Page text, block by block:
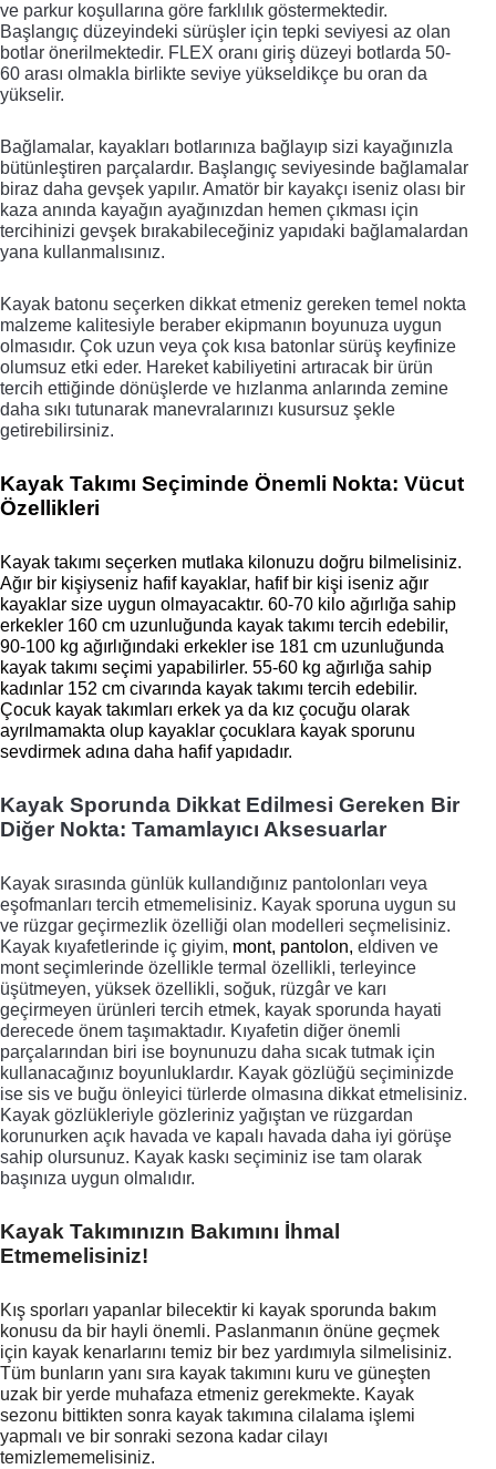
ve parkur koşullarına göre farklılık göstermektedir.
Başlangıç düzeyindeki sürüşler için tepki seviyesi az olan
botlar önerilmektedir. FLEX oranı giriş düzeyi botlarda 50-
60 arası olmakla birlikte seviye yükseldikçe bu oran da
yükselir.
Bağlamalar, kayakları botlarınıza bağlayıp sizi kayağınızla
bütünleştiren parçalardır. Başlangıç seviyesinde bağlamalar
biraz daha gevşek yapılır. Amatör bir kayakçı iseniz olası bir
kaza anında kayağın ayağınızdan hemen çıkması için
tercihinizi gevşek bırakabileceğiniz yapıdaki bağlamalardan
yana kullanmalısınız.
Kayak batonu seçerken dikkat etmeniz gereken temel nokta
malzeme kalitesiyle beraber ekipmanın boyunuza uygun
olmasıdır. Çok uzun veya çok kısa batonlar sürüş keyfinize
olumsuz etki eder. Hareket kabiliyetini artıracak bir ürün
tercih ettiğinde dönüşlerde ve hızlanma anlarında zemine
daha sıkı tutunarak manevralarınızı kusursuz şekle
getirebilirsiniz.
Kayak Takımı Seçiminde Önemli Nokta: Vücut
Özellikleri
Kayak takımı seçerken mutlaka kilonuzu doğru bilmelisiniz.
Ağır bir kişiyseniz hafif kayaklar, hafif bir kişi iseniz ağır
kayaklar size uygun olmayacaktır. 60-70 kilo ağırlığa sahip
erkekler 160 cm uzunluğunda kayak takımı tercih edebilir,
90-100 kg ağırlığındaki erkekler ise 181 cm uzunluğunda
kayak takımı seçimi yapabilirler. 55-60 kg ağırlığa sahip
kadınlar 152 cm civarında kayak takımı tercih edebilir.
Çocuk kayak takımları erkek ya da kız çocuğu olarak
ayrılmamakta olup kayaklar çocuklara kayak sporunu
sevdirmek adına daha hafif yapıdadır.
Kayak Sporunda Dikkat Edilmesi Gereken Bir
Diğer Nokta: Tamamlayıcı Aksesuarlar
Kayak sırasında günlük kullandığınız pantolonları veya
eşofmanları tercih etmemelisiniz. Kayak sporuna uygun su
Kayak kıyafetlerinde iç giyim, mont, pantolon, eldiven ve
mont seçimlerinde özellikle termal özellikli, terleyince
üşütmeyen, yüksek özellikli, soğuk, rüzgâr ve karı
geçirmeyen ürünleri tercih etmek, kayak sporunda hayati
derecede önem taşımaktadır. Kıyafetin diğer önemli
parçalarından biri ise boynunuzu daha sıcak tutmak için
kullanacağınız boyunluklardır. Kayak gözlüğü seçiminizde
ise sis ve buğu önleyici türlerde olmasına dikkat etmelisiniz.
Kayak gözlükleriyle gözleriniz yağıştan ve rüzgardan
korunurken açık havada ve kapalı havada daha iyi görüşe
sahip olursunuz. Kayak kaskı seçiminiz ise tam olarak
başınıza uygun olmalıdır.
Kayak Takımınızın Bakımını İhmal
Etmemelisiniz!
Kış sporları yapanlar bilecektir ki kayak sporunda bakım
konusu da bir hayli önemli. Paslanmanın önüne geçmek
için kayak kenarlarını temiz bir bez yardımıyla silmelisiniz.
Tüm bunların yanı sıra kayak takımını kuru ve güneşten
uzak bir yerde muhafaza etmeniz gerekmekte. Kayak
sezonu bittikten sonra kayak takımına cilalama işlemi
yapmalı ve bir sonraki sezona kadar cilayı
temizlememelisiniz.